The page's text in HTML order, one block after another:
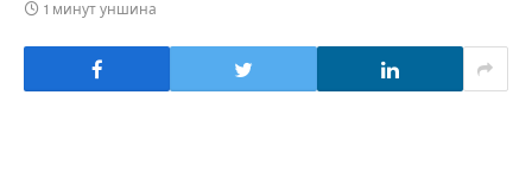
1 минут уншина